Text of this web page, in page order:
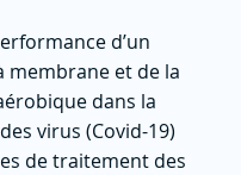
d’un
membrane et de la
dans la
virus (Covid-19)
de traitement des